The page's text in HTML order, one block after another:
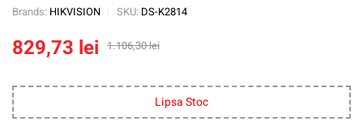
Brands: HIKVISION SKU: DS-K2814
1.106,30lei
829,73 lei
Lipsa Stoc